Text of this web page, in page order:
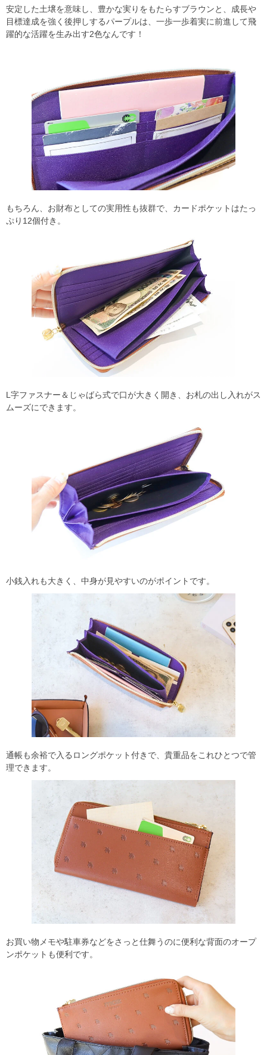
安定した土壌を意味し、豊かな実りをもたらすブラウンと、成長や
目標達成を強く後押しするパープルは、一歩一歩着実に前進して飛
躍的な活躍を生み出す2色なんです！
もちろん、お財布としての実用性も抜群で、カードポケットはたっ
ぷり12個付き。
L字ファスナー＆じゃばら式で口が大きく開き、お札の出し入れがス
ムーズにできます。
小銭入れも大きく、中身が見やすいのがポイントです。
通帳も余裕で入るロングポケット付きで、貴重品をこれひとつで管
理できます。
お買い物メモや駐車券などをさっと仕舞うのに便利な背面のオープ
ンポケットも便利です。